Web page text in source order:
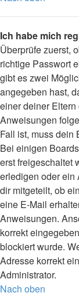
Ich habe mich
Überprüfe zuerst,
richtige Passwort
gibt es zwei
angegeben hast,
einer deiner
Anweisungen
Fall ist, muss dein
Bei einigen
erst freigeschaltet
erledigen oder ein
dir mitgeteilt, ob
eine E-Mail
Anweisungen.
korrekt
blockiert wurde.
Adresse korrekt
Administrator.
Nach oben